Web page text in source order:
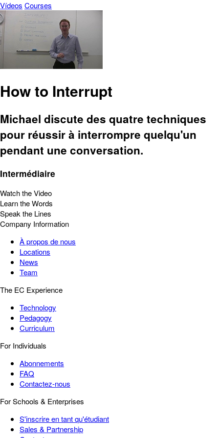
Vídeos Courses
How to Interrupt
Michael discute des quatre techniques
pour réussir à interrompre quelqu'un
pendant une conversation.
Intermédiaire
Watch the Video
Learn the Words
Speak the Lines
Company Information
À propos de nous
Locations
News
Team
The EC Experience
Technology
Pedagogy
Curriculum
For Individuals
Abonnements
FAQ
Contactez-nous
For Schools & Enterprises
S'inscrire en tant qu'étudiant
Sales & Partnership